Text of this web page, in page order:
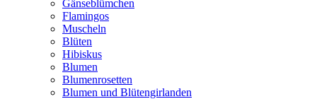
Gänseblümchen
Flamingos
Muscheln
Blüten
Hibiskus
Blumen
Blumenrosetten
Blumen und Blütengirlanden